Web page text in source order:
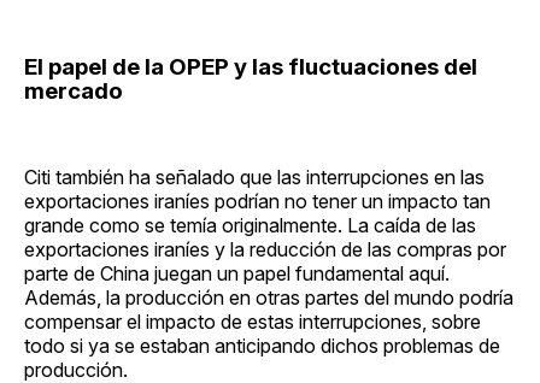
El papel de la OPEP y las fluctuaciones del
mercado
Citi también ha señalado que las interrupciones en las
exportaciones iraníes podrían no tener un impacto tan
grande como se temía originalmente. La caída de las
exportaciones iraníes y la reducción de las compras por
parte de China juegan un papel fundamental aquí.
Además, la producción en otras partes del mundo podría
compensar el impacto de estas interrupciones, sobre
todo si ya se estaban anticipando dichos problemas de
producción.